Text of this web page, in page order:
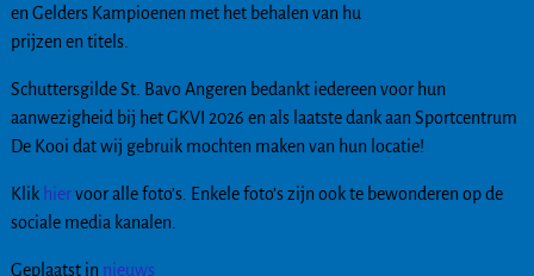
en Gelders Kampioenen met het behalen van hu
prijzen en titels.
Schuttersgilde St. Bavo Angeren bedankt iedereen voor hun
aanwezigheid bij het GKVI 2026 en als laatste dank aan Sportcentrum
De Kooi dat wij gebruik mochten maken van hun locatie!
Klik hiervoor alle foto’s. Enkele foto’s zijn ook te bewonderen op de
sociale media kanalen.
Geplaatst in nieuws